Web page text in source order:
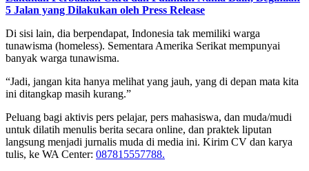
5 Jalan yang Dilakukan oleh Press Release
Di sisi lain, dia berpendapat, Indonesia tak memiliki warga
tunawisma (homeless). Sementara Amerika Serikat mempunyai
banyak warga tunawisma.
“Jadi, jangan kita hanya melihat yang jauh, yang di depan mata kita
ini ditangkap masih kurang.”
Peluang bagi aktivis pers pelajar, pers mahasiswa, dan muda/mudi
untuk dilatih menulis berita secara online, dan praktek liputan
langsung menjadi jurnalis muda di media ini. Kirim CV dan karya
tulis, ke WA Center: 087815557788.